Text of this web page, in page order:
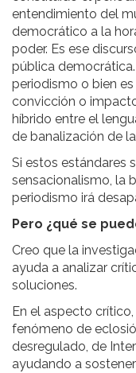
entendimiento del
democrático a la
poder. Es ese
pública
periodismo o bien
convicción o
híbrido entre el
de banalización de
Si estos estándares
sensacionalismo, la
periodismo irá
Pero ¿qué se
Creo que la
ayuda a analizar
soluciones.
En el aspecto
fenómeno de
desregulado, de
ayudando a